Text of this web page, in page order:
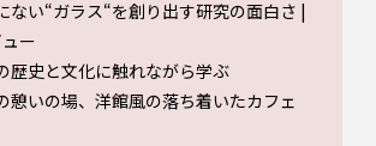
い“ガラス“を創り出す研究の面白さ |
ー
史と文化に触れながら学ぶ
いの場、洋館風の落ち着いたカフェ